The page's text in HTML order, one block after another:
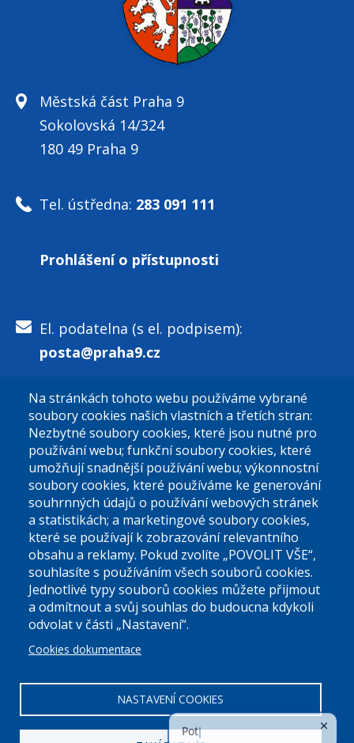
Městská část Praha 9
Sokolovská 14/324
180 49 Praha 9
Tel. ústředna: 283 091 111
Prohlášení o přístupnosti
El. podatelna (s el. podpisem):
posta@praha9.cz
El. podatelna (bez el. podpisu):
podatelna@praha9.cz
Úřední dny:
Po a St: 08.00-12.00; 13.00-18.00
Úřední hodiny
00063894DIČ:CZ00063894
Na stránkách tohoto webu používáme vybrané
soubory cookies našich vlastních a třetích stran:
Nezbytné soubory cookies, které jsou nutné pro
používání webu; funkční soubory cookies, které
umožňují snadnější používání webu; výkonnostní
soubory cookies, které používáme ke generování
souhrnných údajů o používání webových stránek
a statistikách; a marketingové soubory cookies,
které se používají k zobrazování relevantního
obsahu a reklamy. Pokud zvolíte „POVOLIT VŠE“,
souhlasíte s používáním všech souborů cookies.
Jednotlivé typy souborů cookies můžete přijmout
a odmítnout a svůj souhlas do budoucna kdykoli
odvolat v části „Nastavení“.
Cookies dokumentace
NASTAVENÍ COOKIES